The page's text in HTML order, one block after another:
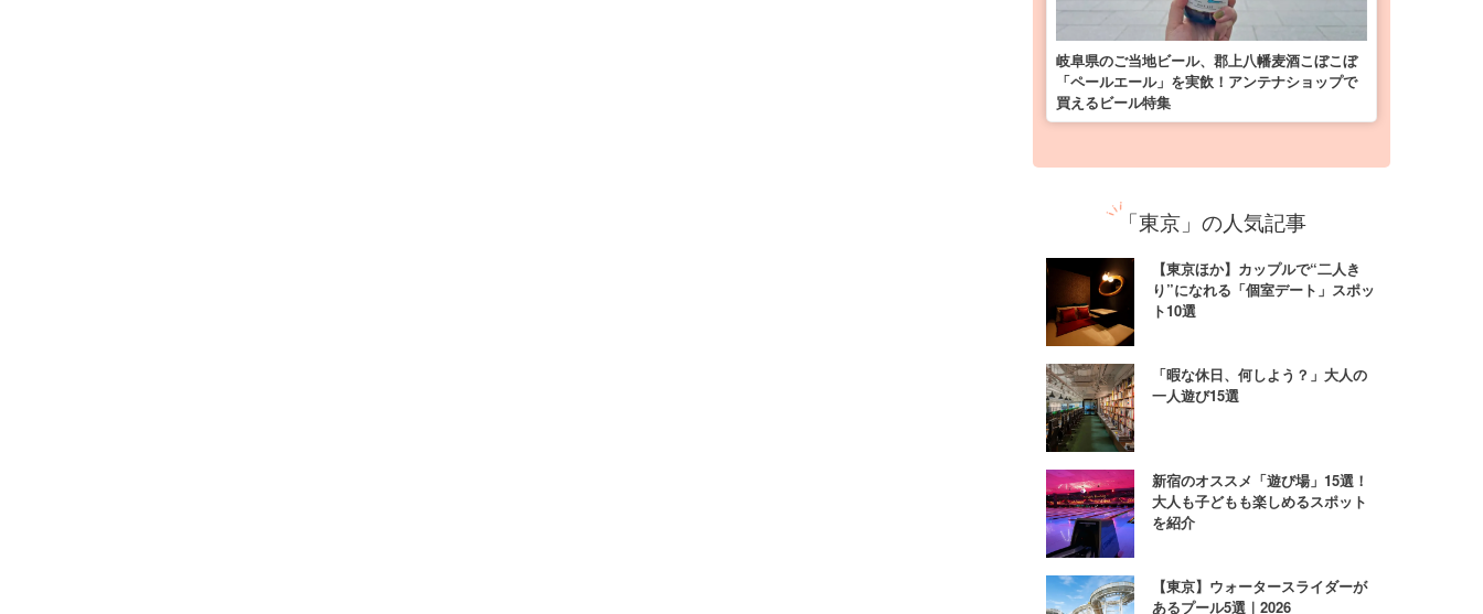
岐阜県のご当地ビール、郡上八幡麦酒こぼこぼ
「ペールエール」を実飲！アンテナショップで
買えるビール特集
「東京」の人気記事
【東京ほか】カップルで“二人き
り”になれる「個室デート」スポッ
ト10選
「暇な休日、何しよう？」大人の
一人遊び15選
新宿のオススメ「遊び場」15選！
大人も子どもも楽しめるスポット
を紹介
【東京】ウォータースライダーが
あるプール5選｜2026